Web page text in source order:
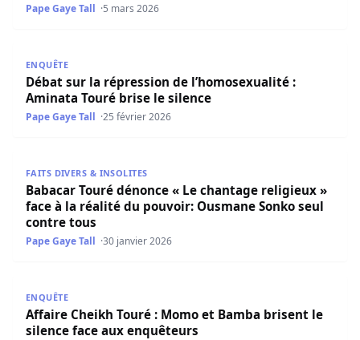
Pape Gaye Tall 5 mars 2026
ENQUÊTE
Débat sur la répression de l’homosexualité :
Aminata Touré brise le silence
Pape Gaye Tall 25 février 2026
FAITS DIVERS & INSOLITES
Babacar Touré dénonce « Le chantage religieux »
face à la réalité du pouvoir: Ousmane Sonko seul
contre tous
Pape Gaye Tall 30 janvier 2026
ENQUÊTE
Affaire Cheikh Touré : Momo et Bamba brisent le
silence face aux enquêteurs